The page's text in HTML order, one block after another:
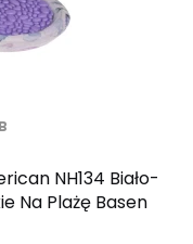
NH134 Biało-
Na Plażę Basen